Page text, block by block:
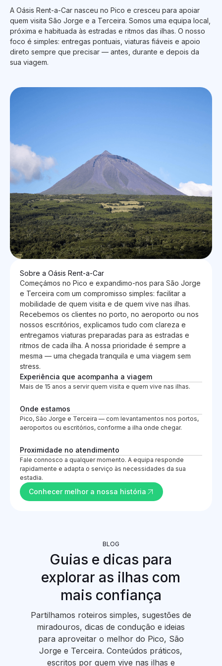
A Oásis Rent-a-Car nasceu no Pico e cresceu para apoiar
quem visita São Jorge e a Terceira. Somos uma equipa local,
próxima e habituada às estradas e ritmos das ilhas. O nosso
foco é simples: entregas pontuais, viaturas fiáveis e apoio
direto sempre que precisar — antes, durante e depois da
sua viagem.
Sobre a Oásis Rent-a-Car
Começámos no Pico e expandimo-nos para São Jorge
e Terceira com um compromisso simples: facilitar a
mobilidade de quem visita e de quem vive nas ilhas.
Recebemos os clientes no porto, no aeroporto ou nos
nossos escritórios, explicamos tudo com clareza e
entregamos viaturas preparadas para as estradas e
ritmos de cada ilha. A nossa prioridade é sempre a
mesma — uma chegada tranquila e uma viagem sem
stress.
Experiência que acompanha a viagem
Mais de 15 anos a servir quem visita e quem vive nas ilhas.
Onde estamos
Pico, São Jorge e Terceira — com levantamentos nos portos,
aeroportos ou escritórios, conforme a ilha onde chegar.
Proximidade no atendimento
Fale connosco a qualquer momento. A equipa responde
rapidamente e adapta o serviço às necessidades da sua
estadia.
Conhecer melhor a nossa história
BLOG
Guias e dicas para
explorar as ilhas com
mais confiança
Partilhamos roteiros simples, sugestões de
miradouros, dicas de condução e ideias
para aproveitar o melhor do Pico, São
Jorge e Terceira. Conteúdos práticos,
escritos por quem vive nas ilhas e